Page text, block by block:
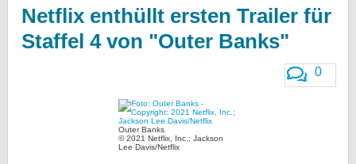
Netflix enthüllt ersten Trailer für
Staffel 4 von "Outer Banks"
0
Outer Banks
© 2021 Netflix, Inc.; Jackson
Lee Davis/Netflix
Veranstaltungen
SERVICE
Gewinnspiele